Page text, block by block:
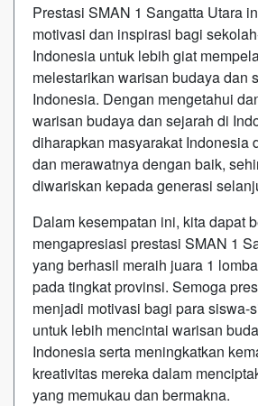
Prestasi SMAN 1 Sangatta Utara
motivasi dan inspirasi bagi
Indonesia untuk lebih giat
melestarikan warisan budaya dan
Indonesia. Dengan mengetahui
warisan budaya dan sejarah di
diharapkan masyarakat Indonesia
dan merawatnya dengan baik,
diwariskan kepada generasi
Dalam kesempatan ini, kita dapat
mengapresiasi prestasi SMAN 1
yang berhasil meraih juara 1
pada tingkat provinsi. Semoga
menjadi motivasi bagi para siswa-
untuk lebih mencintai warisan
Indonesia serta meningkatkan
kreativitas mereka dalam
yang memukau dan bermakna.